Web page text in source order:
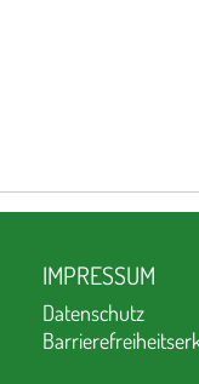
IMPRESSUM
Datenschutz